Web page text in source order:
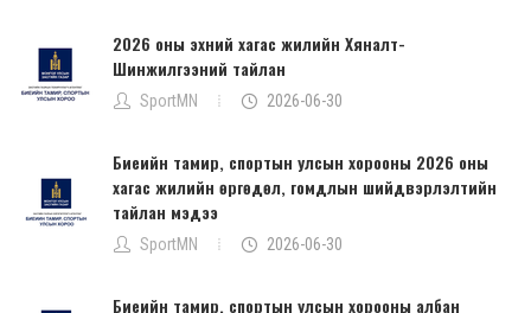
2026 оны эхний хагас жилийн Хяналт-
Шинжилгээний тайлан
SportMN 2026-06-30
Биеийн тамир, спортын улсын хорооны 2026 оны
хагас жилийн өргөдөл, гомдлын шийдвэрлэлтийн
тайлан мэдээ
SportMN 2026-06-30
Биеийн тамир, спортын улсын хорооны албан